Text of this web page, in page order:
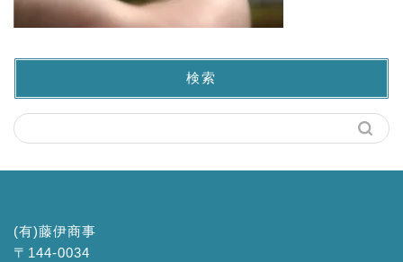
検索
(有)藤伊商事
〒144-0034